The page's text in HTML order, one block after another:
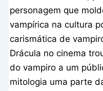
personagem que
vampírica na cultura
carismática de
Drácula no cinema
do vampiro a um
mitologia uma parte